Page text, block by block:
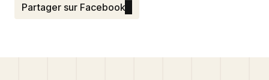
Partager sur Facebook